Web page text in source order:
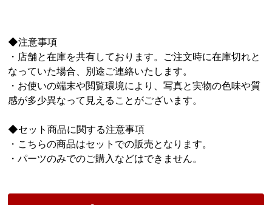
◆注意事項
・店舗と在庫を共有しております。ご注文時に在庫切れと
なっていた場合、別途ご連絡いたします。
・お使いの端末や閲覧環境により、写真と実物の色味や質
感が多少異なって見えることがございます。
◆セット商品に関する注意事項
・こちらの商品はセットでの販売となります。
・パーツのみでのご購入などはできません。